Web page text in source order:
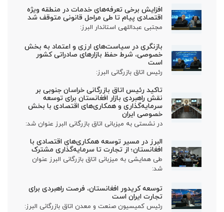
افزایش برخی تعرفه‌های خدمات در منطقه ویژه
اقتصادی پیام تا طی مراحل قانونی متوقف شد
مجتبی عبداللهی استاندار البرز:
بازنگری در سیاست‌های ارزی و اعتماد به بخش
خصوصی، شرط حفظ بازارهای صادراتی کشور
است
رئیس اتاق بازرگانی البرز:
تاکید رئیس اتاق بازرگانی خراسان جنوبی بر
نقش راهبردی بازار افغانستان برای توسعه
سرمایه‌گذاری و همکاری‌های اقتصادی با بخش
خصوصی ایران
در نشستی به میزبانی اتاق بازرگانی البرز عنوان شد:
البرز در مسیر توسعه همکاری‌های اقتصادی با
افغانستان؛ از تجارت تا سرمایه‌گذاری مشترک
طی همایشی به میزبانی اتاق بازرگانی البرز عنوان
شد:
توسعه کریدور افغانستان، فرصت راهبردی برای
تجارت ایران است
رئیس کمیسیون صنعت و معدن اتاق بازرگانی البرز: